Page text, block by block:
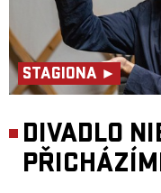
STAGIONA ►
DIVADLO